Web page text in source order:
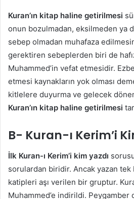
Kuran’ın kitap haline getirilmesi
onun bozulmadan, eksilmeden ya
sebep olmadan muhafaza
gerektiren sebeplerden biri de
Muhammed’in vefat etmesidir.
etmesi kaynakların yok olması
kitlelere duyurma ve gelecek
Kuran’ın kitap haline getirilmesi
B- Kuran-ı Kerim’i
İlk Kuran-ı Kerim’i kim yazdı
sorulardan biridir. Ancak yazan
katipleri aşı verilen bir gruptur.
Muhammed’e indirildi. Peygamber